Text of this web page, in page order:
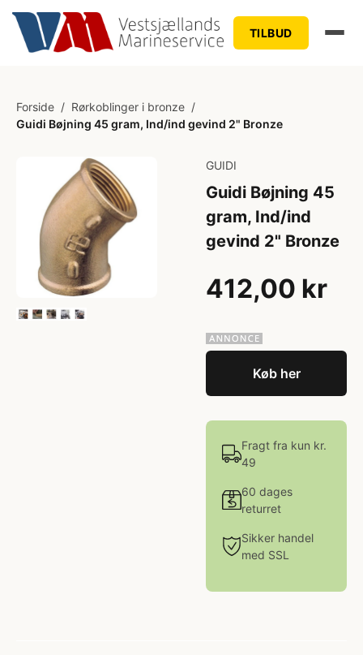
TILBUD
Forside / Rørkoblinger i bronze /
Guidi Bøjning 45 gram, Ind/ind gevind 2" Bronze
GUIDI
Guidi Bøjning 45
gram, Ind/ind
gevind 2" Bronze
412,00 kr
Køb her
Fragt fra kun kr.
49
60 dages
returret
Sikker handel
med SSL